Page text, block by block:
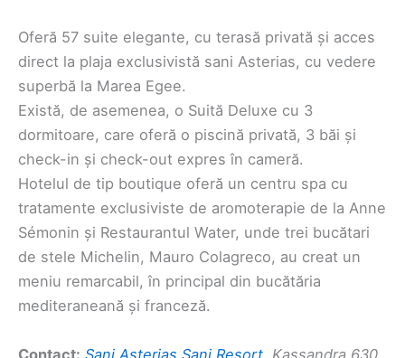
Oferă 57 suite elegante, cu terasă privată și acces
direct la plaja exclusivistă sani Asterias, cu vedere
superbă la Marea Egee.
Există, de asemenea, o Suită Deluxe cu 3
dormitoare, care oferă o piscină privată, 3 băi și
check-in și check-out expres în cameră.
Hotelul de tip boutique oferă un centru spa cu
tratamente exclusiviste de aromoterapie de la Anne
Sémonin și Restaurantul Water, unde trei bucătari
de stele Michelin, Mauro Colagreco, au creat un
meniu remarcabil, în principal din bucătăria
mediteraneană și franceză.
Contact: Sani Asterias Sani Resort , Kassandra 630